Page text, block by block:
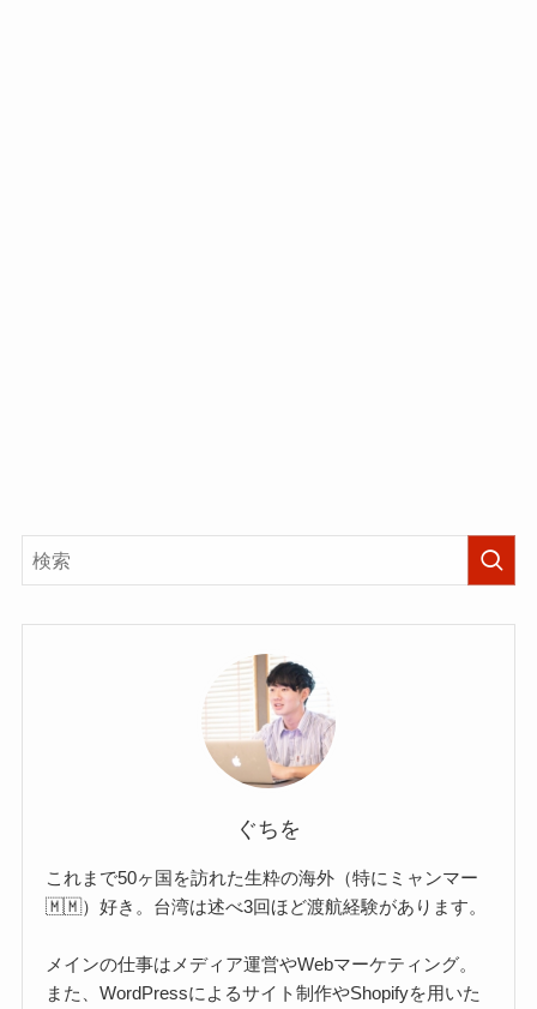
ぐちを
これまで50ヶ国を訪れた生粋の海外（特にミャンマー
🇲🇲）好き。台湾は述べ3回ほど渡航経験があります。
メインの仕事はメディア運営やWebマーケティング。
また、WordPressによるサイト制作やShopifyを用いた